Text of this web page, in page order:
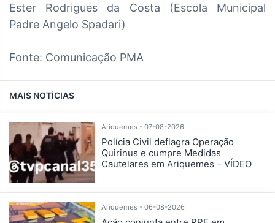
Ester Rodrigues da Costa (Escola Municipal
Padre Angelo Spadari)
Fonte: Comunicação PMA
MAIS NOTÍCIAS
Ariquemes - 07-08-2026
Polícia Civil deflagra Operação
Quirinus e cumpre Medidas
Cautelares em Ariquemes – VÍDEO
Ariquemes - 06-08-2026